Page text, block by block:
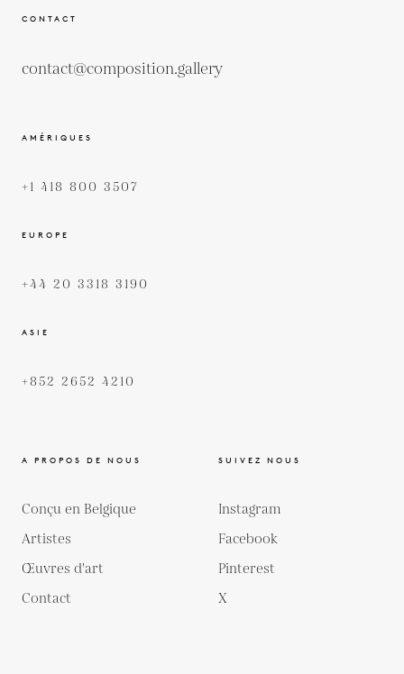
CONTACT
contact@composition.gallery
AMÉRIQUES
+1 418 800 3507
EUROPE
+44 20 3318 3190
ASIE
+852 2652 4210
A PROPOS DE NOUS
Conçu en Belgique
Artistes
Œuvres d'art
Contact
SUIVEZ NOUS
Instagram
Facebook
Pinterest
X